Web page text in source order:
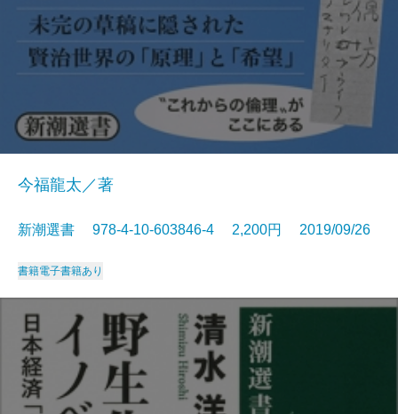
今福龍太／著
新潮選書 978-4-10-603846-4 2,200円 2019/09/26
書籍電子書籍あり